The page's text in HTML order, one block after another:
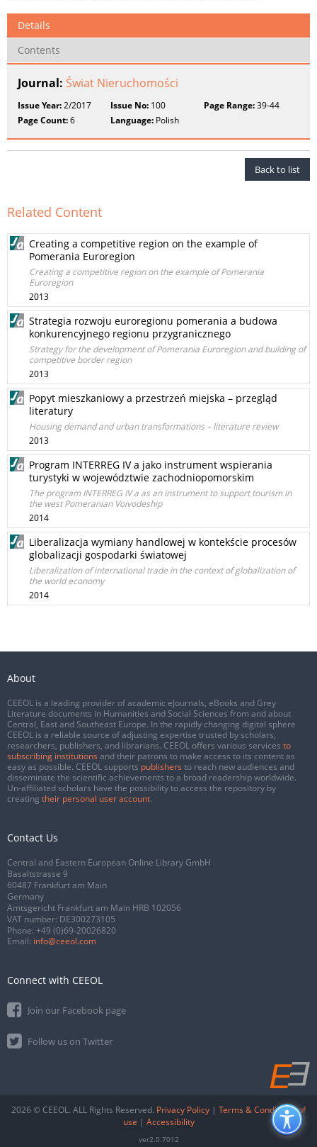
Details
Contents
Journal: Świat Nieruchomości
Issue Year:2/2017 Issue No: 100 Page Range:39-44
Page Count:6 Language: Polish
Back to list
Related Content
Creating a competitive region on the example of
Pomerania Euroregion
Creating a competitive region on the example of Pomerania
Euroregion
2013
Strategia rozwoju euroregionu pomerania a budowa
konkurencyjnego regionu przygranicznego
Strategy for the development of Pomerania Euroregion and building of
competitive border region
2013
Popyt mieszkaniowy a przestrzeń miejska – przegląd
literatury
Housing demand and urban transformations – literature review
2013
Program INTERREG IV a jako instrument wspierania
turystyki w województwie zachodniopomorskim
The program INTERREG IV a as an instrument to support tourism in
the west Pomeranian Voivodeship
2014
Liberalizacja wymiany handlowej w kontekście procesów
globalizacji gospodarki światowej
Liberalization of international trade in the context of globalization of
the world economy
2014
About
CEEOL is a leading provider of academic eJournals, eBooks and Grey
Literature documents in Humanities and Social Sciences from and about
Central, East and Southeast Europe. In the rapidly changing digital sphere
CEEOL is a reliable source of adjusting expertise trusted by scholars,
researchers, publishers, and librarians. CEEOL offers various services to
subscribing institutions and their patrons to make access to its content as
easy as possible. CEEOL supports publishers to reach new audiences and
disseminate the scientific achievements to a broad readership worldwide.
Un-affiliated scholars have the possibility to access the repository by
creating their personal user account.
Contact Us
Central and Eastern European Online Library GmbH
Basaltstrasse 9
60487 Frankfurt am Main
Germany
Amtsgericht Frankfurt am Main HRB 102056
VAT number: DE300273105
Phone: +49 (0)69-20026820
Email: info@ceeol.com
Connect with CEEOL
Join our Facebook page
Follow us on Twitter
2026 © CEEOL. ALL Rights Reserved. Privacy Policy | Terms & Conditions of
use | Accessibility
ver2.0.7012